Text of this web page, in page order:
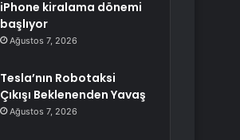
iPhone kiralama dönemi
başlıyor
Ağustos 7, 2026
Tesla’nın Robotaksi
Çıkışı Beklenenden Yavaş
Ağustos 7, 2026